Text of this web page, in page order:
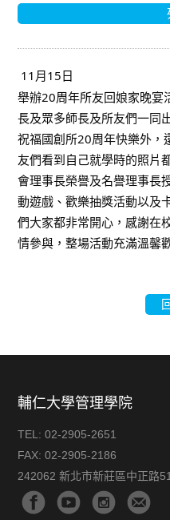
11月15日
舉辦20周年所友回娘家晚宴
長及眾多師長及所友們一同
祝福國創所20周年快樂外，
友們看到自己就學時的照片
會理事長榮譽及名譽理事長
動遊戲、歡樂抽獎活動以及
們大家都非常開心，感謝在
情參與，整場活動充滿溫馨
輔仁大學管理學院
TEL:02-2905-2651
FAX:02-2905-2186
242062 新北市新莊區中正路